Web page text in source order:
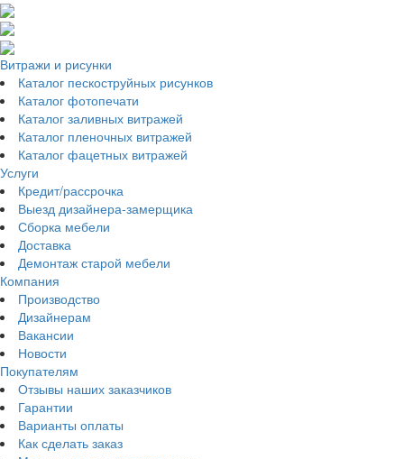
Витражи и рисунки
Каталог пескоструйных рисунков
Каталог фотопечати
Каталог заливных витражей
Каталог пленочных витражей
Каталог фацетных витражей
Услуги
Кредит/рассрочка
Выезд дизайнера-замерщика
Сборка мебели
Доставка
Демонтаж старой мебели
Компания
Производство
Дизайнерам
Вакансии
Новости
Покупателям
Отзывы наших заказчиков
Гарантии
Варианты оплаты
Как сделать заказ